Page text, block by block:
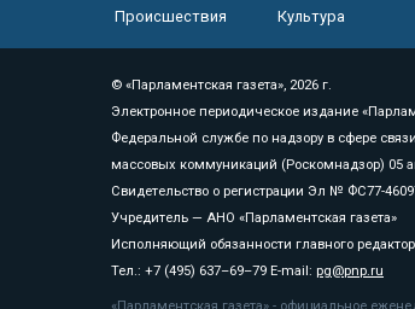
Происшествия
Культура
© «Парламентская газета», 2026 г.
Электронное периодическое издание
Федеральной службе по надзору в сфере
массовых коммуникаций (Роскомнадзор) 05
Свидетельство о регистрации Эл № ФС77-
Учредитель — АНО «Парламентская газета»
Исполняющий обязанности главного
Тел.: +7 (495) 637–69–79 E-mail: pg@pnp.ru
«Парламентская газета» - официальное